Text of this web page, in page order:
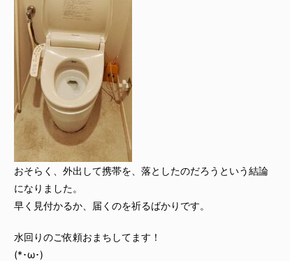
おそらく、外出して携帯を、落としたのだろうという結論
になりました。
早く見付かるか、届くのを祈るばかりです。
水回りのご依頼おまちしてます！
(*･ω･)